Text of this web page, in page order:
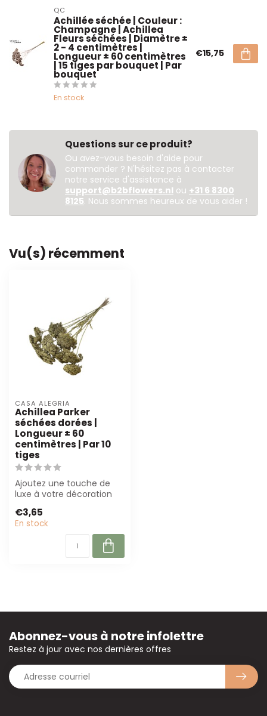
QC
Achillée séchée | Couleur :
Champagne | Achillea
Fleurs séchées | Diamètre ±
2 - 4 centimètres |
Longueur ± 60 centimètres
| 15 tiges par bouquet | Par
bouquet
En stock
€15,75
Questions sur ce produit?
Ou avez-vous besoin d'aide pour
commander ? N'hésitez pas à contacter
notre service d'assistance à
support@b2bflowers.nl ou +31 6 8300
8125. Nous sommes heureux de vous aider !
Vu(s) récemment
CASA ALEGRIA
Achillea Parker
séchées dorées |
Longueur ± 60
centimètres | Par 10
tiges
Ajoutez une touche de
luxe à votre décoration
Achillea P...
€3,65
En stock
Abonnez-vous à notre infolettre
Restez à jour avec nos dernières offres